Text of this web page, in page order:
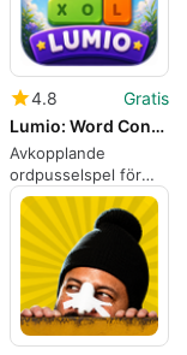
4.8
Gratis
Lumio: Word Connect Puzzle
Avkopplande
ordpusselspel för
alla åldrar